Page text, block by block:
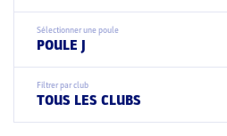
Sélectionner une poule
POULE J
Filtrer par club
TOUS LES CLUBS